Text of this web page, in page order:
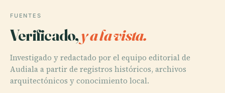
FUENTES
Verificado,y a la vista.
Investigado y redactado por el equipo editorial de
Audiala a partir de registros históricos, archivos
arquitectónicos y conocimiento local.